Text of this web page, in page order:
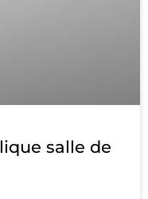
salle de